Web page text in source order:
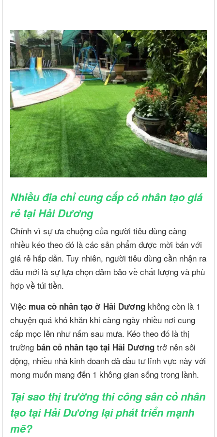
Nhiều địa chỉ cung cấp cỏ nhân tạo giá
rẻ tại Hải Dương
Chính vì sự ưa chuộng của người tiêu dùng càng
nhiều kéo theo đó là các sản phẩm được mời bán với
giá rẻ hấp dẫn. Tuy nhiên, người tiêu dùng cần nhận ra
đâu mới là sự lựa chọn đảm bảo về chất lượng và phù
hợp về túi tiền.
Việc mua cỏ nhân tạo ở Hải Dương không còn là 1
chuyện quá khó khăn khi càng ngày nhiều nơi cung
cấp mọc lên như nấm sau mưa. Kéo theo đó là thị
trường bán cỏ nhân tạo tại Hải Dương trở nên sôi
động, nhiều nhà kinh doanh đã đầu tư lĩnh vực này với
mong muốn mang đến 1 không gian sống trong lành.
Tại sao thị trường thi công sân cỏ nhân
tạo tại Hải Dương lại phát triển mạnh
mẽ?